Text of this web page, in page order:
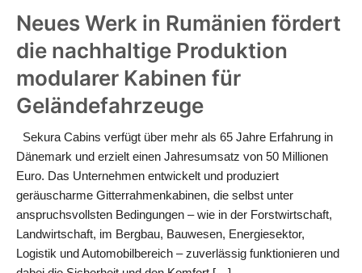
Contact
Gallery
Business
News
Edu & Career
Health & Fitness
India
Neues Werk in Rumänien fördert
die nachhaltige Produktion
modularer Kabinen für
Geländefahrzeuge
Sekura Cabins verfügt über mehr als 65 Jahre Erfahrung in
Dänemark und erzielt einen Jahresumsatz von 50 Millionen
Euro. Das Unternehmen entwickelt und produziert
geräuscharme Gitterrahmenkabinen, die selbst unter
anspruchsvollsten Bedingungen – wie in der Forstwirtschaft,
Landwirtschaft, im Bergbau, Bauwesen, Energiesektor,
Logistik und Automobilbereich – zuverlässig funktionieren und